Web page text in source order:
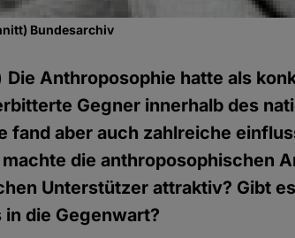
Bundesarchiv
Die Anthroposophie hatte als
Gegner innerhalb des
fand aber auch zahlreiche
die anthroposophischen
Unterstützer attraktiv? Gibt
in die Gegenwart?